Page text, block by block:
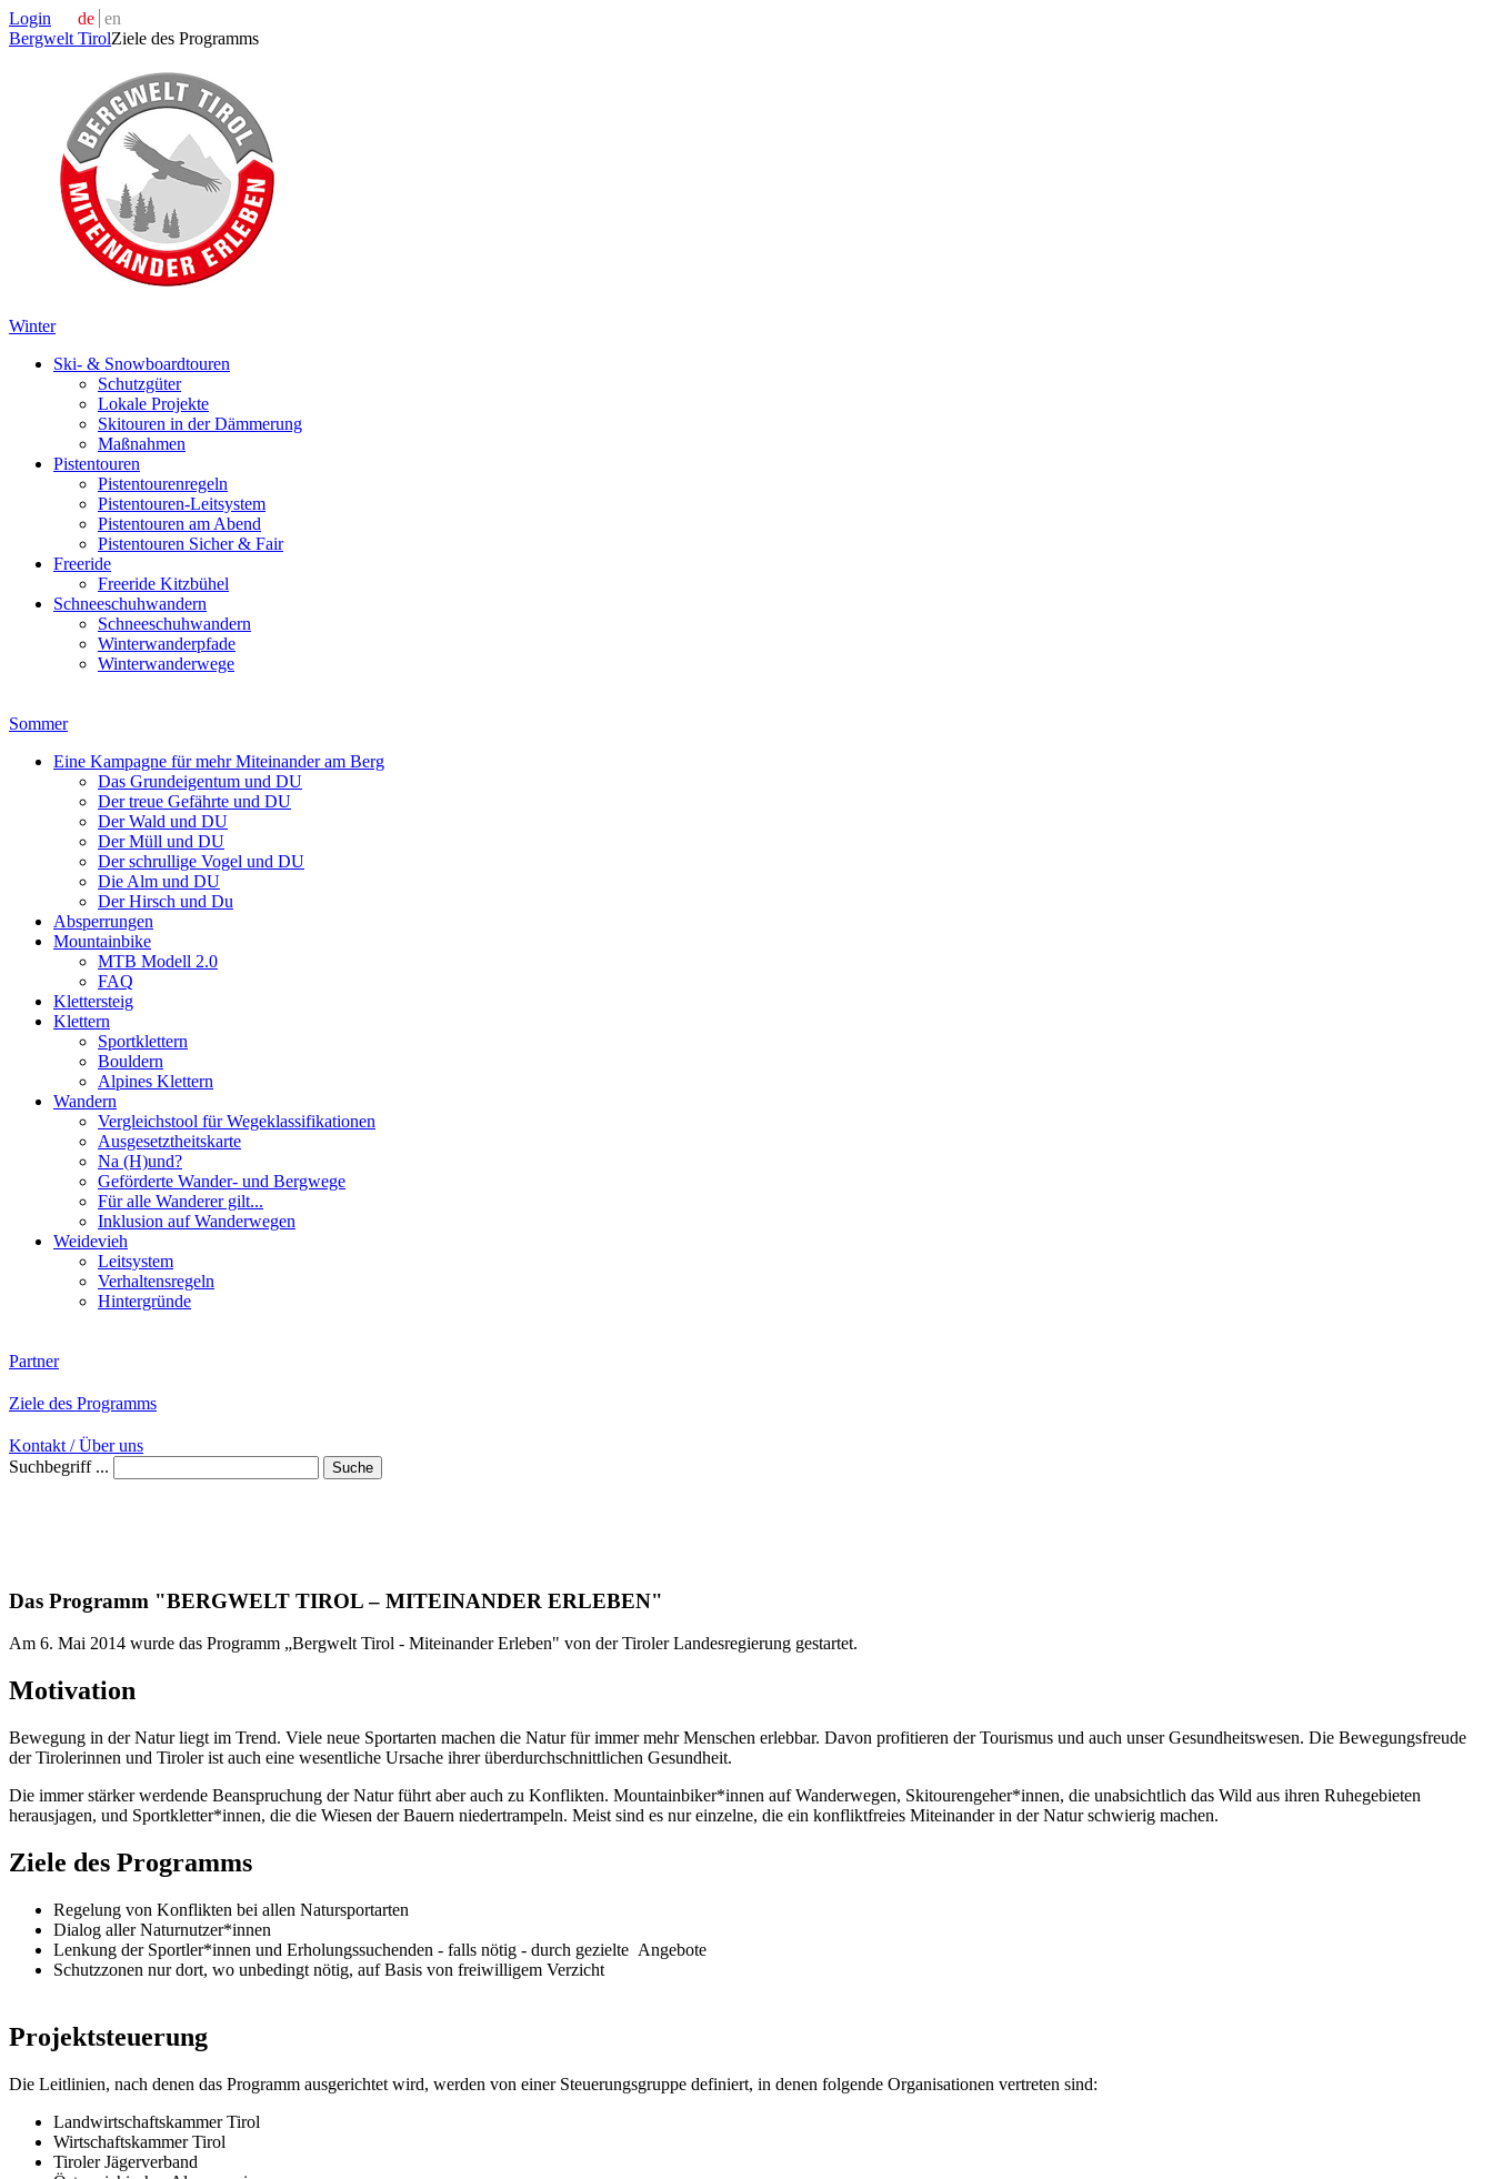
Login de en
Bergwelt TirolZiele des Programms
Winter
Ski- & Snowboardtouren
Schutzgüter
Lokale Projekte
Skitouren in der Dämmerung
Maßnahmen
Pistentouren
Pistentourenregeln
Pistentouren-Leitsystem
Pistentouren am Abend
Pistentouren Sicher & Fair
Freeride
Freeride Kitzbühel
Schneeschuhwandern
Schneeschuhwandern
Winterwanderpfade
Winterwanderwege
Sommer
Eine Kampagne für mehr Miteinander am Berg
Das Grundeigentum und DU
Der treue Gefährte und DU
Der Wald und DU
Der Müll und DU
Der schrullige Vogel und DU
Die Alm und DU
Der Hirsch und Du
Absperrungen
Mountainbike
MTB Modell 2.0
FAQ
Klettersteig
Klettern
Sportklettern
Bouldern
Alpines Klettern
Wandern
Vergleichstool für Wegeklassifikationen
Ausgesetztheitskarte
Na (H)und?
Geförderte Wander- und Bergwege
Für alle Wanderer gilt...
Inklusion auf Wanderwegen
Weidevieh
Leitsystem
Verhaltensregeln
Hintergründe
Partner
Ziele des Programms
Kontakt / Über uns
Suchbegriff ...
Das Programm "BERGWELT TIROL – MITEINANDER ERLEBEN"
Am 6. Mai 2014 wurde das Programm „Bergwelt Tirol - Miteinander Erleben" von der Tiroler Landesregierung gestartet.
Motivation
Bewegung in der Natur liegt im Trend. Viele neue Sportarten machen die Natur für immer mehr Menschen erlebbar. Davon profitieren der Tourismus und auch unser Gesundheitswesen. Die Bewegungsfreude
der Tirolerinnen und Tiroler ist auch eine wesentliche Ursache ihrer überdurchschnittlichen Gesundheit.
Die immer stärker werdende Beanspruchung der Natur führt aber auch zu Konflikten. Mountainbiker*innen auf Wanderwegen, Skitourengeher*innen, die unabsichtlich das Wild aus ihren Ruhegebieten
herausjagen, und Sportkletter*innen, die die Wiesen der Bauern niedertrampeln. Meist sind es nur einzelne, die ein konfliktfreies Miteinander in der Natur schwierig machen.
Ziele des Programms
Regelung von Konflikten bei allen Natursportarten
Dialog aller Naturnutzer*innen
Lenkung der Sportler*innen und Erholungssuchenden - falls nötig - durch gezielte Angebote
Schutzzonen nur dort, wo unbedingt nötig, auf Basis von freiwilligem Verzicht
Projektsteuerung
Die Leitlinien, nach denen das Programm ausgerichtet wird, werden von einer Steuerungsgruppe definiert, in denen folgende Organisationen vertreten sind:
Landwirtschaftskammer Tirol
Wirtschaftskammer Tirol
Tiroler Jägerverband